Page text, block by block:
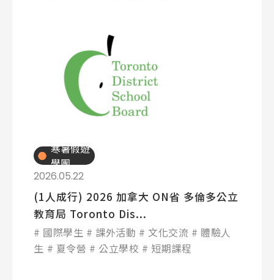
寒暑假遊
學團
2026.05.22
(1人成行) 2026 加拿大 ON省 多倫多公立
教育局 Toronto Dis...
國際學生 課外活動 文化交流
體驗人
生
夏令營 公立學校 短期課程